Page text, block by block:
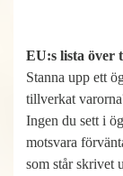
EU:s lista över
Stanna upp ett
tillverkat
Ingen du sett i
motsvara
som står skrivet